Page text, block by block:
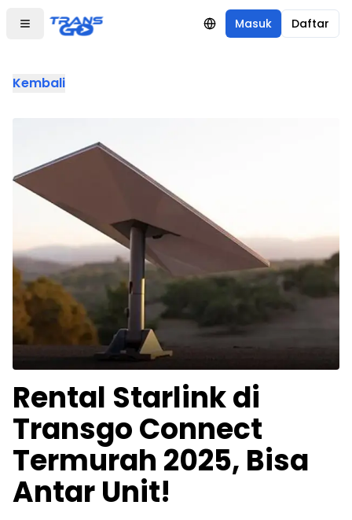
Masuk Daftar
Kembali
Rental Starlink di
Transgo Connect
Termurah 2025, Bisa
Antar Unit!